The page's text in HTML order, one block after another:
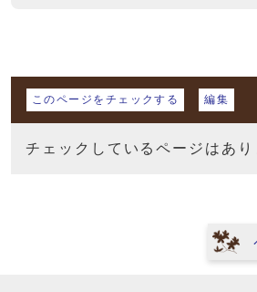
マイページ
このページをチェックする 編集
チェックしているページはあり